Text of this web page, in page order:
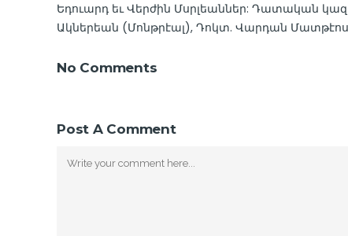
Եդուարդ եւ Վերժին Մսրլեաններ: Դատական
Ակներեան (Մոնթրէալ), Դոկտ. Վարդան
No Comments
Post A Comment